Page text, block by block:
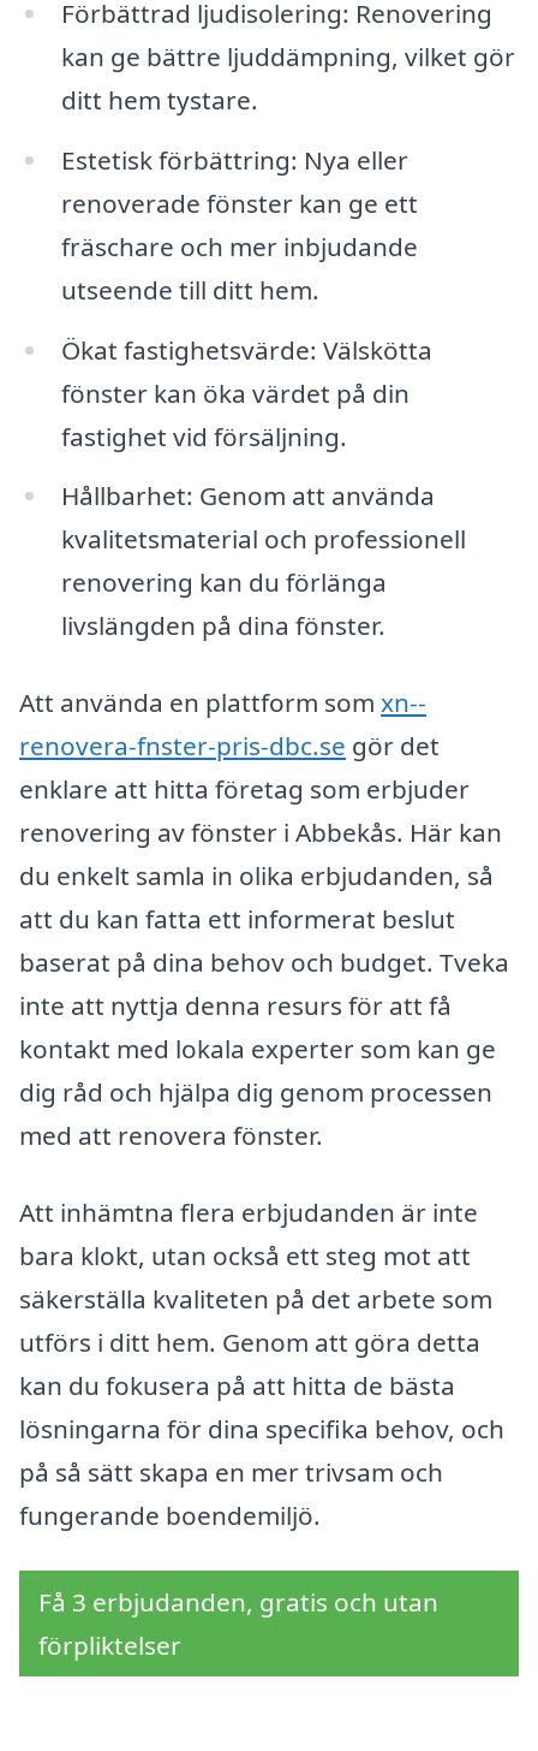
Förbättrad ljudisolering: Renovering
kan ge bättre ljuddämpning, vilket gör
ditt hem tystare.
Estetisk förbättring: Nya eller
renoverade fönster kan ge ett
fräschare och mer inbjudande
utseende till ditt hem.
Ökat fastighetsvärde: Välskötta
fönster kan öka värdet på din
fastighet vid försäljning.
Hållbarhet: Genom att använda
kvalitetsmaterial och professionell
renovering kan du förlänga
livslängden på dina fönster.
Att använda en plattform som xn--
renovera-fnster-pris-dbc.se gör det
enklare att hitta företag som erbjuder
renovering av fönster i Abbekås. Här kan
du enkelt samla in olika erbjudanden, så
att du kan fatta ett informerat beslut
baserat på dina behov och budget. Tveka
inte att nyttja denna resurs för att få
kontakt med lokala experter som kan ge
dig råd och hjälpa dig genom processen
med att renovera fönster.
Att inhämtna flera erbjudanden är inte
bara klokt, utan också ett steg mot att
säkerställa kvaliteten på det arbete som
utförs i ditt hem. Genom att göra detta
kan du fokusera på att hitta de bästa
lösningarna för dina specifika behov, och
på så sätt skapa en mer trivsam och
fungerande boendemiljö.
Få 3 erbjudanden, gratis och utan
förpliktelser